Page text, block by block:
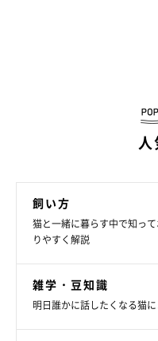
人
飼い方
猫と一緒に暮らす中で知っ
りやすく解説
雑学・豆知識
明日誰かに話したくなる猫